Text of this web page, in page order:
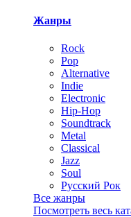
Жанры
Rock
Pop
Alternative
Indie
Electronic
Hip-Hop
Soundtrack
Metal
Classical
Jazz
Soul
Русский Рок
Все жанры
Посмотреть весь